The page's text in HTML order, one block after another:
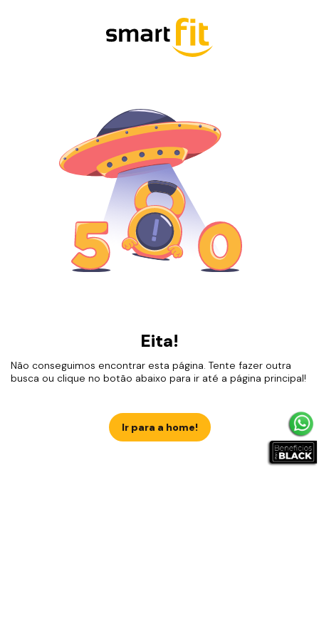
Eita!
Não conseguimos encontrar esta página. Tente fazer outra
busca ou clique no botão abaixo para ir até a página principal!
Ir para a home!